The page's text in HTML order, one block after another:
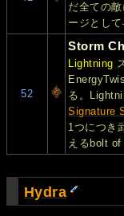
だ全ての
ージとして
52
Storm
Lightning
る。
Signature
1つにつき
えるbolt of
Hydra